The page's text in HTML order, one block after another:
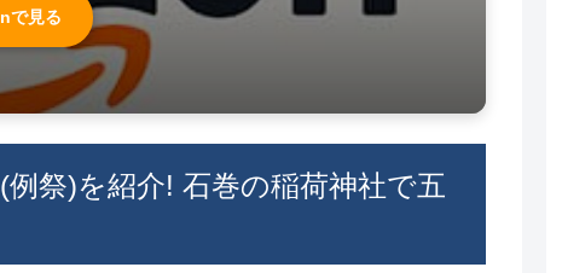
で見る
例祭)を紹介! 石巻の稲荷神社で五